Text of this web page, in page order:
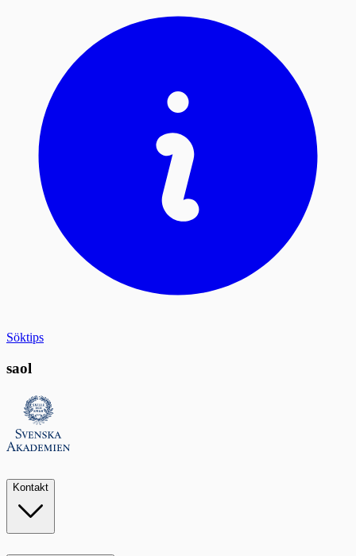
Söktips
saol
Kontakt